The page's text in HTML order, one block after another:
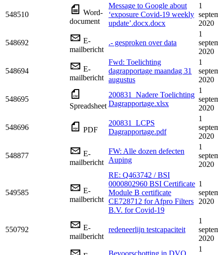
548510
Word-
document
Message to Google about
‘exposure Covid-19 weekly
update’.docx.docx
1
2020
548692
E-
mailbericht
.- gesproken over data
1
2020
548694
E-
mailbericht
Fwd: Toelichting
dagrapportage maandag 31
augustus
1
2020
548695
Spreadsheet
200831_Nadere Toelichting
Dagrapportage.xlsx
1
2020
548696 PDF
200831_LCPS
Dagrapportage.pdf
1
2020
548877
E-
mailbericht
FW: Alle dozen defecten
Auping
1
2020
549585
E-
mailbericht
RE: Q463742 / BSI
0000802960 BSI Certificate
Module B certificate
CE728712 for Afpro Filters
B.V. for Covid-19
1
2020
550792
E-
mailbericht
redeneerlijn testcapaciteit
1
2020
1